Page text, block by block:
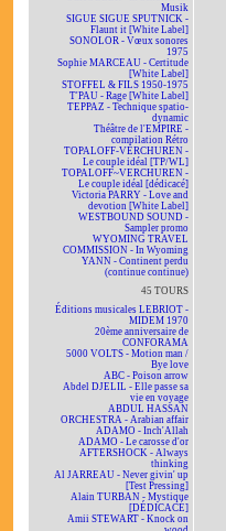
Musik
SIGUE SIGUE SPUTNICK -
Flaunt it [White Label]
SONOLOR - Vœux sonores
1975
Sophie MARCEAU - Certitude
[White Label]
STOFFEL & FILS 1950-1975
T'PAU - Rage [White Label]
TEPPAZ - Technique spatio-
dynamic
Théâtre de l'EMPIRE -
compilation Rétro
TOPALOFF-VERCHUREN -
Le couple idéal [TP/WL]
TOPALOFF~VERCHUREN -
Le couple idéal [dédicacé]
Victoria PARRY - Love and
devotion [White Label]
WESTBOUND SOUND -
Sampler promo
WYOMING TRAVEL
COMMISSION - In Wyoming
YANN - Continent perdu
(continue continue)
45 TOURS
Éditions musicales LEBRIOT -
MIDEM 1970
20ème anniversaire de
CONFORAMA
5000 VOLTS - Motion man /
Bye love
ABC - Poison arrow
Abdel DJELIL - Elle passe sa
vie en voyage
ABDUL HASSAN
ORCHESTRA - Arabian affair
ADAMO - Inch'Allah
ADAMO - Le carosse d'or
AFTERSHOCK - Always
thinking
Al JARREAU - Never givin' up
[Test Pressing]
Alain TURBAN - Mystique
[DÉDICACÉ]
Amii STEWART - Knock on